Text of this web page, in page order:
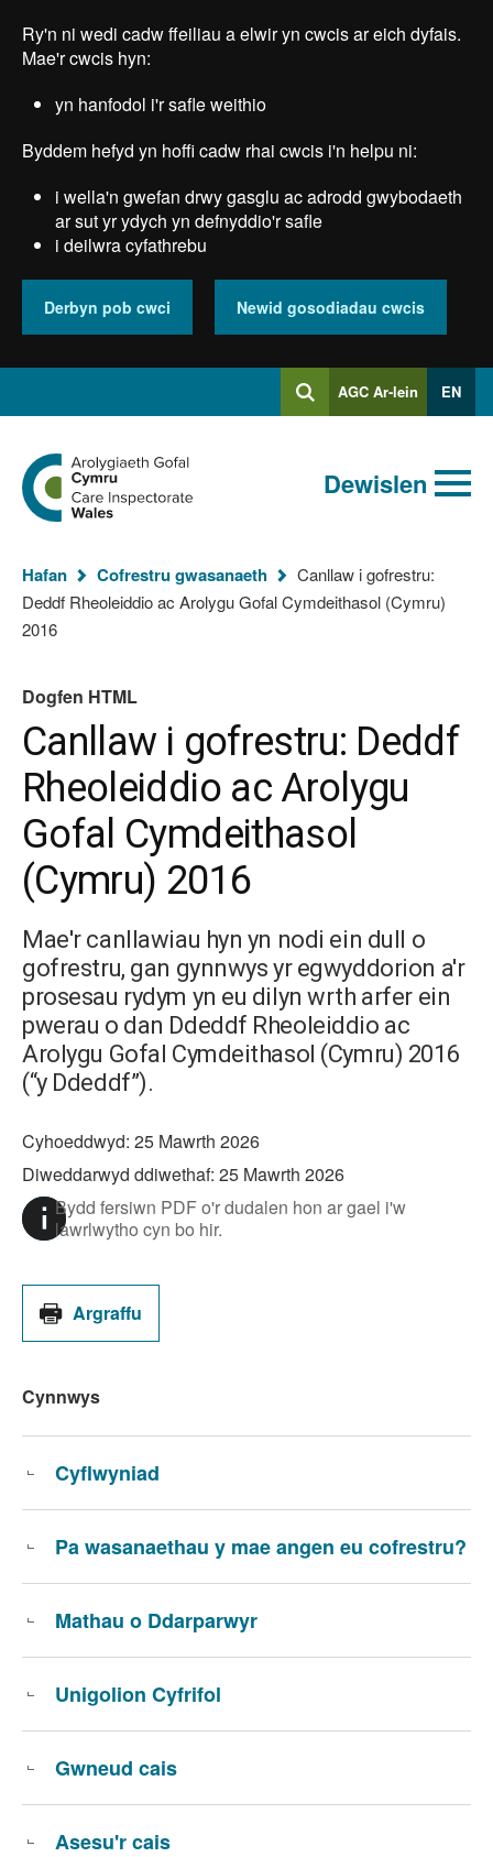
main
Ry'n ni wedi cadw ffeiliau a elwir yn cwcis ar eich dyfais.
Mae'r cwcis hyn:
yn hanfodol i'r safle weithio
Byddem hefyd yn hoffi cadw rhai cwcis i'n helpu ni:
i wella'n gwefan drwy gasglu ac adrodd gwybodaeth
ar sut yr ydych yn defnyddio'r safle
i deilwra cyfathrebu
Derbyn pob cwci Newid gosodiadau cwcis
ChwilioMewngofnodi
i
AGC Ar-lein EN
Chwiliad
allweddeiriau
cyflawn
Chwilio
Ewch
i
hafan
Arolygiaeth
Cymru
Dewislen
Rydych
chi
yma:
Hafan Cofrestru gwasanaeth
Canllaw i gofrestru:
Deddf Rheoleiddio ac Arolygu Gofal Cymdeithasol (Cymru)
2016
Dogfen HTML
Canllaw i gofrestru: Deddf
Rheoleiddio ac Arolygu
Gofal Cymdeithasol
(Cymru) 2016
Mae'r canllawiau hyn yn nodi ein dull o
gofrestru, gan gynnwys yr egwyddorion a'r
prosesau rydym yn eu dilyn wrth arfer ein
pwerau o dan Ddeddf Rheoleiddio ac
Arolygu Gofal Cymdeithasol (Cymru) 2016
(“y Ddeddf”).
Cyhoeddwyd: 25 Mawrth 2026
Diweddarwyd ddiwethaf: 25 Mawrth 2026
Bydd fersiwn PDF o'r dudalen hon ar gael i'w
lawrlwytho cyn bo hir.
Argraffu
Cynnwys
Cyflwyniad
Pa wasanaethau y mae angen eu cofrestru?
Mathau o Ddarparwyr
Unigolion Cyfrifol
Gwneud cais
Asesu'r cais